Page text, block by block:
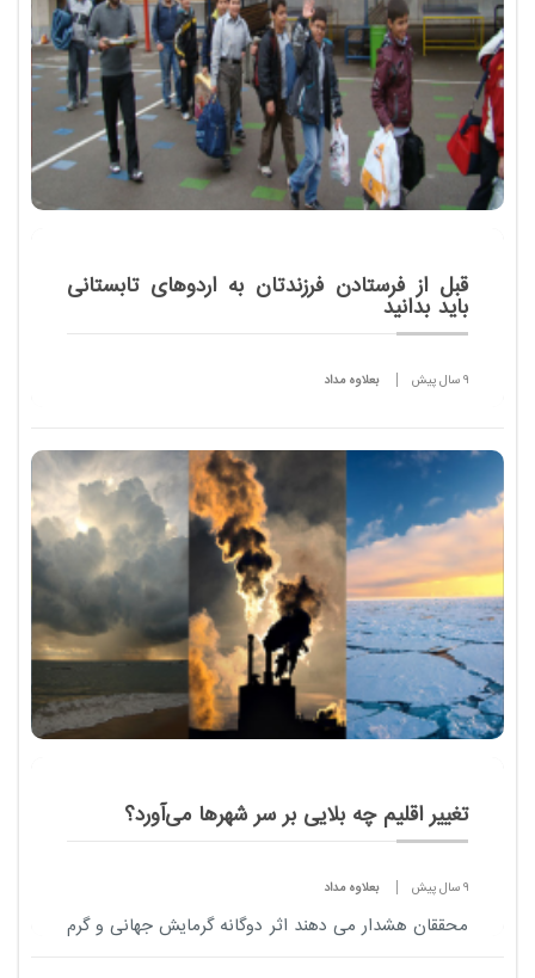
قبل از فرستادن فرزندتان به اردوهای تابستانی
باید بدانید
9 سال پیش بعلاوه مداد
زیادی برای تعامل کردن با همسالان خود ندارند، چشیدن
طعم اردوهای تابستانی، تجربه ای مغتنم است که می
تو...
تغییر اقلیم چه بلایی بر سر شهرها می‌آورد؟
9 سال پیش بعلاوه مداد
محققان هشدار می دهند اثر دوگانه گرمایش جهانی و گرم